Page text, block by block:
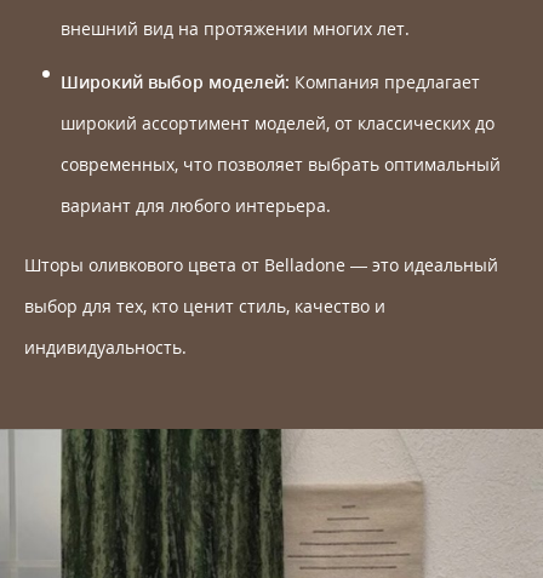
внешний вид на протяжении многих лет.
Широкий выбор моделей: Компания предлагает
широкий ассортимент моделей, от классических до
современных, что позволяет выбрать оптимальный
вариант для любого интерьера.
Шторы оливкового цвета от Belladone — это идеальный
выбор для тех, кто ценит стиль, качество и
индивидуальность.